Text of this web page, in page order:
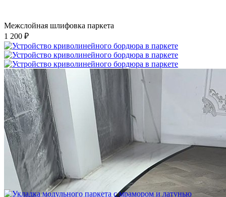
Межслойная шлифовка паркета
1 200 ₽
Устройство криволинейного бордюра в паркете
2 500 ₽